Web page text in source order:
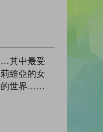
其中最受
維亞的女
的世界……